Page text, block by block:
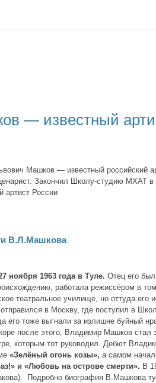
— известный
Машков — известный российский
Закончил Школу-студию МХАТ в
артист России
В.Л.Машкова
ноября 1963 года в Туле. Отец его был
работала режиссёром в
театральное училище, но оттуда его
в Москву, где поступил в
его тоже выгнали за излишне буйный
после этого, Владимир Машков стал
которым тот руководил. Дебют
«Зелёный огонь козы», а самом
и «Любовь на острове смерти». В
Подробно биография В.Машкова